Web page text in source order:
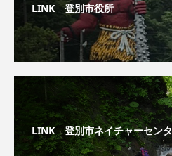
LINK 登別市役所
LINK 登別市ネイチャーセン